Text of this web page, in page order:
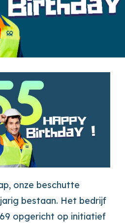
onze beschutte
bestaan. Het bedrijf
opgericht op initiatief